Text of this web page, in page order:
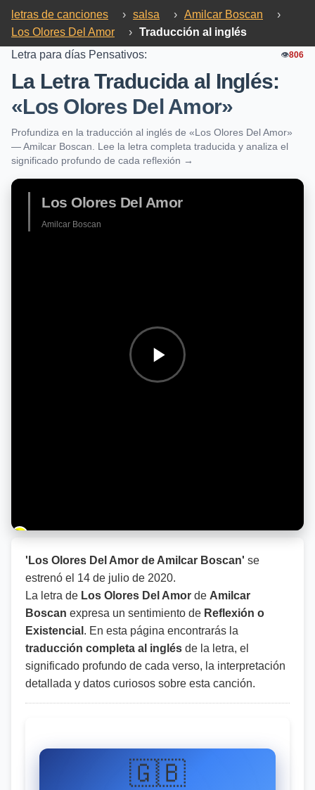
letras de canciones › salsa › Amilcar Boscan
›
Los Olores Del Amor
› Traducción al inglés
Letra para días Pensativos:
👁️806
La Letra Traducida al Inglés:
«Los Olores Del Amor»
Profundiza en la traducción al inglés de «Los Olores Del Amor»
— Amilcar Boscan. Lee la letra completa traducida y analiza el
significado profundo de cada reflexión →
Los Olores Del Amor
Amilcar Boscan
Barra de progreso de la reproducción
'Los Olores Del Amor de Amilcar Boscan' se
estrenó el 14 de julio de 2020.
La letra de Los Olores Del Amor de Amilcar
Boscan expresa un sentimiento de Reflexión o
Existencial . En esta página encontrarás la
traducción completa al inglés de la letra, el
significado profundo de cada verso, la interpretación
detallada y datos curiosos sobre esta canción.
🇬🇧